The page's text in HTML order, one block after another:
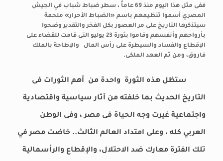
ففى مثل هذا اليوم منذ 69 عاماً ، سطر ضباط شباب في الجيش
المصري أسموا تنظيمهم باسم «الضباط الأحرار» ملحمة
سيتذكرها التاريخ على مر العصور بكل الفخر والتقدير وضحوا
بأرواحهم وأنفسهم وقاموا
بثورة 23 يوليو التى قامت للقضاء على
الإقطاع والفساد والسيطرة على رأس المال والإطاحة بالملك
فاروق، ومن ثم العهد الملكى.
ستظل هذه الثورة واحدة من أهم الثورات فى
التاريخ الحديث بما خلفته من آثار سياسية واقتصادية
واجتماعية غيرت وجه الحياة فى مصر ، وفى الوطن
العربي كله ، وعلى امتداد العالم الثالث.. خاضت مصر في
تلك الفترة معارك ضد الاحتلال، والإقطاع والرأسمالية